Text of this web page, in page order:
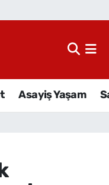
Asayiş Yaşam